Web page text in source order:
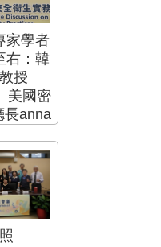
家學者
右：韓
授
美國密
長anna